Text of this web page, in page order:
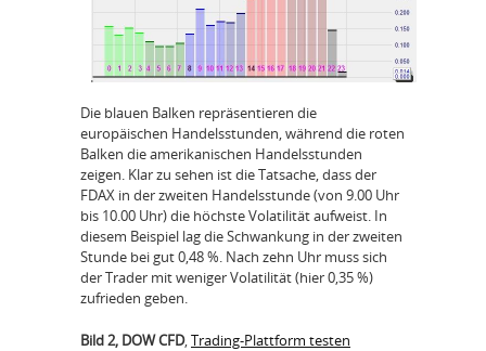
Die blauen Balken repräsentieren die
europäischen Handelsstunden, während die roten
Balken die amerikanischen Handelsstunden
zeigen. Klar zu sehen ist die Tatsache, dass der
FDAX in der zweiten Handelsstunde (von 9.00 Uhr
bis 10.00 Uhr) die höchste Volatilität aufweist. In
diesem Beispiel lag die Schwankung in der zweiten
Stunde bei gut 0,48 %. Nach zehn Uhr muss sich
der Trader mit weniger Volatilität (hier 0,35 %)
zufrieden geben.
Bild 2, DOW CFD,Trading-Plattform testen